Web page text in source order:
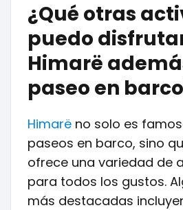
¿Qué otras
puedo
Himarë
paseo en
Himarë no solo es
paseos en barco, sino
ofrece una variedad de
para todos los gustos.
más destacadas